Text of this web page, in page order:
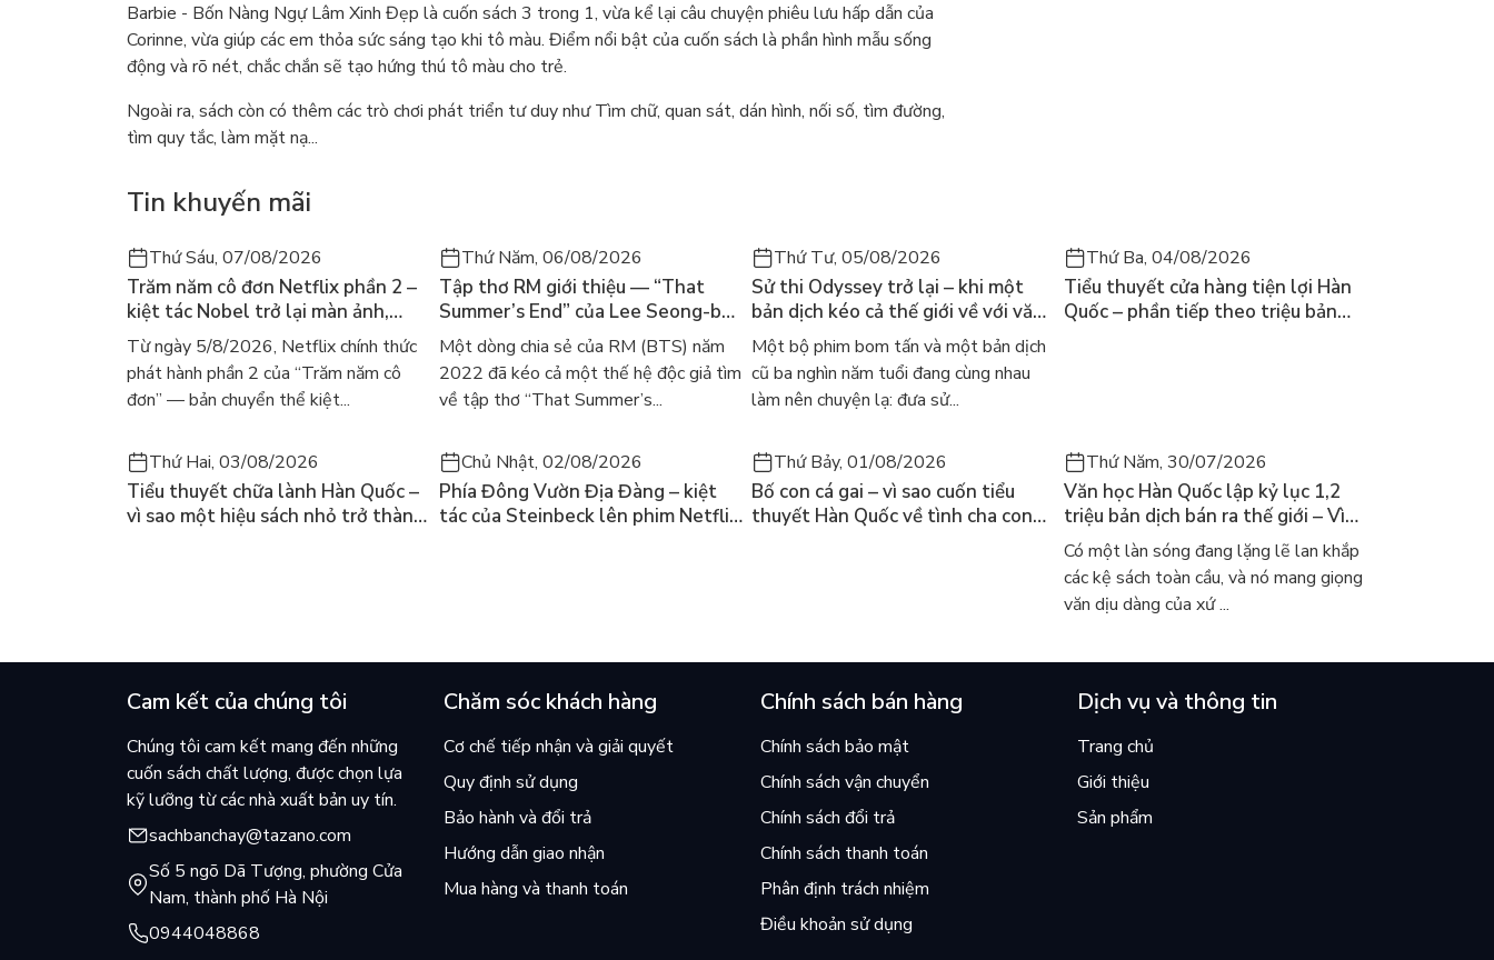
Barbie - Bốn Nàng Ngự Lâm Xinh Đẹp là cuốn sách 3 trong 1, vừa kể lại câu chuyện phiêu lưu hấp dẫn của
Corinne, vừa giúp các em thỏa sức sáng tạo khi tô màu. Điểm nổi bật của cuốn sách là phần hình mẫu sống
động và rõ nét, chắc chắn sẽ tạo hứng thú tô màu cho trẻ.
Ngoài ra, sách còn có thêm các trò chơi phát triển tư duy như Tìm chữ, quan sát, dán hình, nối số, tìm đường,
tìm quy tắc, làm mặt nạ...
Tin khuyến mãi
Thứ Sáu, 07/08/2026
Trăm năm cô đơn Netflix phần 2 –
kiệt tác Nobel trở lại màn ảnh,
dòng người tìm đọc lại García
Márquez
Từ ngày 5/8/2026, Netflix chính thức
phát hành phần 2 của “Trăm năm cô
đơn” — bản chuyển thể kiệt...
Thứ Năm, 06/08/2026
Tập thơ RM giới thiệu — “That
Summer’s End” của Lee Seong-bok
ra mắt bản tiếng Anh sau 4 năm
gây sốt
Một dòng chia sẻ của RM (BTS) năm
2022 đã kéo cả một thế hệ độc giả tìm
về tập thơ “That Summer’s...
Thứ Tư, 05/08/2026
Sử thi Odyssey trở lại – khi một
bản dịch kéo cả thế giới về với văn
học kinh điển
Một bộ phim bom tấn và một bản dịch
cũ ba nghìn năm tuổi đang cùng nhau
làm nên chuyện lạ: đưa sử...
Thứ Ba, 04/08/2026
Tiểu thuyết cửa hàng tiện lợi Hàn
Quốc – phần tiếp theo triệu bản
Thứ Hai, 03/08/2026
Tiểu thuyết chữa lành Hàn Quốc –
vì sao một hiệu sách nhỏ trở thành
Chủ Nhật, 02/08/2026
Phía Đông Vườn Địa Đàng – kiệt
tác của Steinbeck lên phim Netflix
Thứ Bảy, 01/08/2026
Bố con cá gai – vì sao cuốn tiểu
thuyết Hàn Quốc về tình cha con
Thứ Năm, 30/07/2026
Văn học Hàn Quốc lập kỷ lục 1,2
triệu bản dịch bán ra thế giới – Vì
sao cả thế giới đang đọc sách Hàn?
Có một làn sóng đang lặng lẽ lan khắp
các kệ sách toàn cầu, và nó mang giọng
văn dịu dàng của xứ ...
Cam kết của chúng tôi
Chúng tôi cam kết mang đến những
cuốn sách chất lượng, được chọn lựa
kỹ lưỡng từ các nhà xuất bản uy tín.
sachbanchay@tazano.com
Số 5 ngõ Dã Tượng, phường Cửa
Nam, thành phố Hà Nội
0944048868
Chăm sóc khách hàng
Cơ chế tiếp nhận và giải quyết
Quy định sử dụng
Bảo hành và đổi trả
Hướng dẫn giao nhận
Mua hàng và thanh toán
Chính sách bán hàng
Chính sách bảo mật
Chính sách vận chuyển
Chính sách đổi trả
Chính sách thanh toán
Phân định trách nhiệm
Điều khoản sử dụng
Dịch vụ và thông tin
Trang chủ
Giới thiệu
Sản phẩm